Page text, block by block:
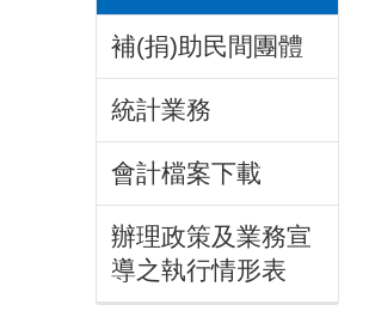
補(捐)助民間團體
統計業務
會計檔案下載
辦理政策及業務宣
導之執行情形表